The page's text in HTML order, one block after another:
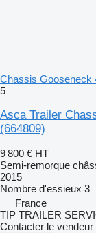
Chassis Gooseneck
5
Asca Trailer
(664809)
9 800 € HT
Semi-remorque
2015
Nombre d'essieux 3
France
TIP TRAILER
Contacter le vendeur